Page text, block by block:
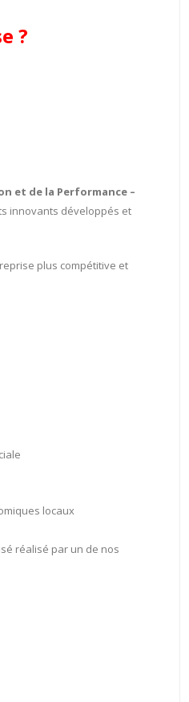
?
et de la Performance –
innovants développés et
plus compétitive et
locaux
réalisé par un de nos